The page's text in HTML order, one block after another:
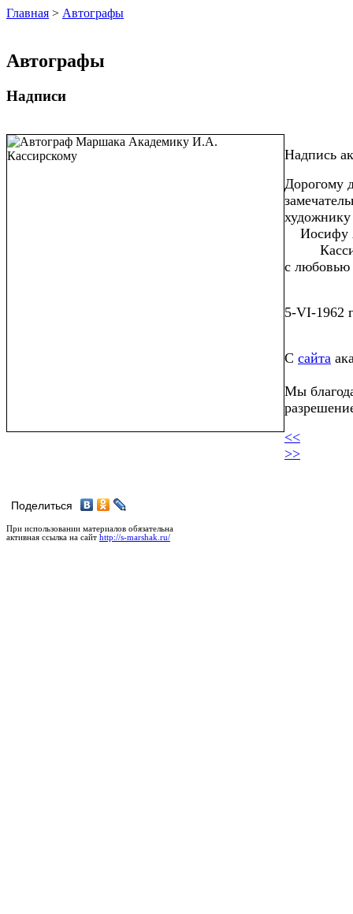
Главная > Автографы
Автографы
Надписи
Надпись
Дорогому
художнику
Иосифу
с любовью
5-VI-1962
С сайта
Мы
<<
>>
Поделиться
При использовании материалов обязательна
активная ссылка на сайт http://s-marshak.ru/